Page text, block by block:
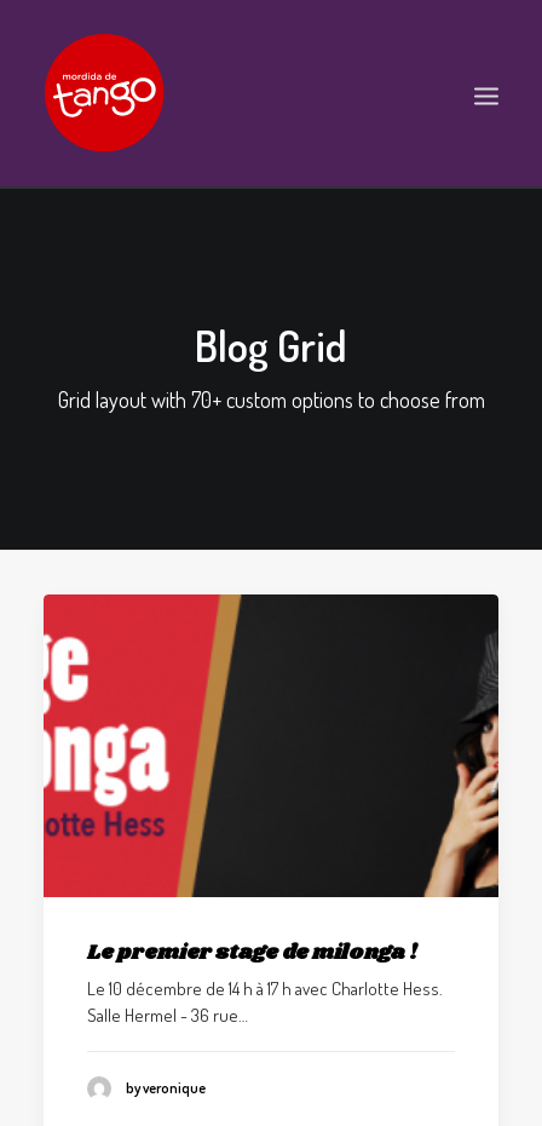
WORKSHOPS
FACEBOOK
YOUTUBE
RECHERCHE
Blog Grid
Grid layout with 70+ custom options to choose from
Le premier stage de milonga !
Le 10 décembre de 14 h à 17 h avec Charlotte Hess.
Salle Hermel - 36 rue…
by veronique